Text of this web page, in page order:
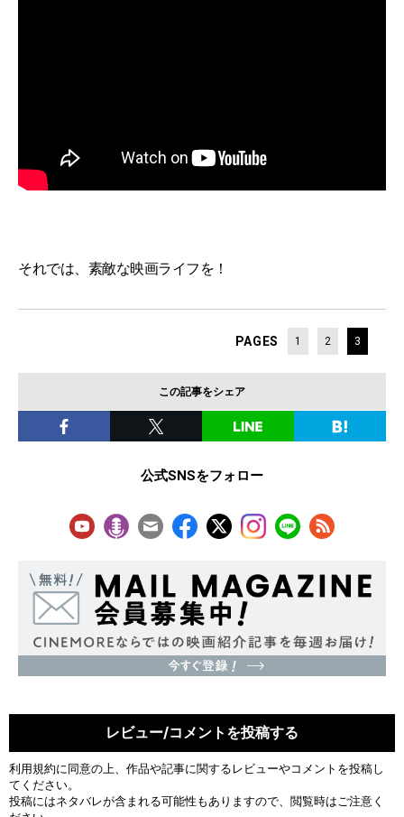
それでは、素敵な映画ライフを！
PAGES 1 2 3
この記事をシェア
公式SNSをフォロー
レビュー/コメントを投稿する
利用規約に同意の上、作品や記事に関するレビューやコメントを投稿し
てください。
投稿にはネタバレが含まれる可能性もありますので、閲覧時はご注意く